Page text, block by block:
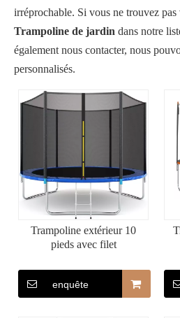
irréprochable. Si vous ne trouvez
Trampoline de jardin dans notre
également nous contacter, nous
personnalisés.
Trampoline extérieur 10
pieds avec filet
enquête